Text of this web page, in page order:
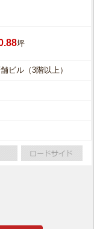
坪
ビル（3階以上）